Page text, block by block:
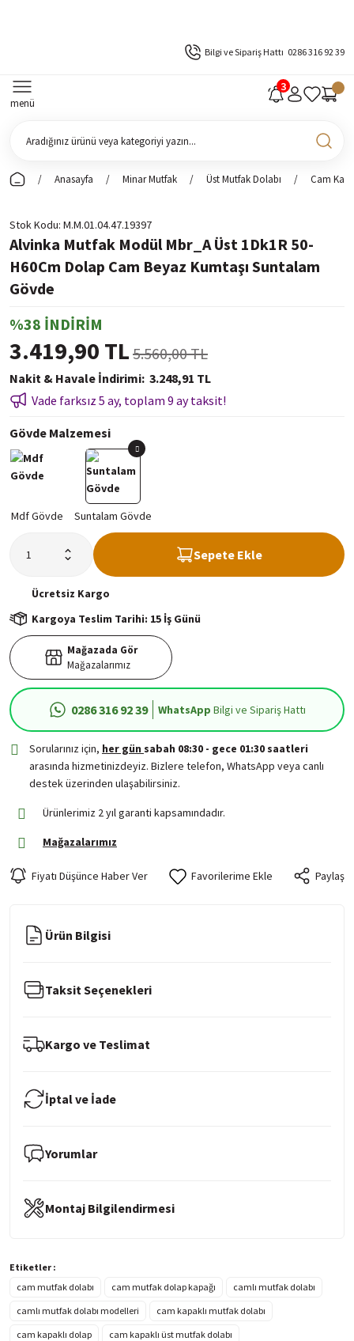
Bilgi ve Sipariş Hattı 0286 316 92 39
menü
Anasayfa Minar Mutfak Üst Mutfak Dolabı Cam
Stok Kodu M.M.01.04.47.19397
Alvinka Mutfak Modül Mbr_A Üst 1Dk1R 50-
H60Cm Dolap Cam Beyaz Kumtaşı Suntalam
Gövde
%38 İNDİRİM
3.419,90 TL 5.560,00 TL
Nakit & Havale İndirimi 3.248,91 TL
Vade farksız 5 ay, toplam 9 ay taksit!
Gövde Malzemesi
Sepete Ekle
Ücretsiz Kargo
Kargoya Teslim Tarihi: 15 İş Günü
Mağazada Gör
Mağazalarımız
0286 316 92 39 WhatsApp Bilgi ve Sipariş Hattı
Sorularınız için, her gün sabah 08:30 - gece 01:30 saatleri
arasında hizmetinizdeyiz. Bizlere telefon, WhatsApp veya canlı
destek üzerinden ulaşabilirsiniz.
Ürünlerimiz 2 yıl garanti kapsamındadır.
Mağazalarımız
Fiyatı Düşünce Haber Ver Paylaş
Ürün Bilgisi
Taksit Seçenekleri
Kargo ve Teslimat
İptal ve İade
Yorumlar
Montaj Bilgilendirmesi
Etiketler :
cam mutfak dolabı
cam mutfak dolap kapağı
camlı mutfak dolabı
camlı mutfak dolabı modelleri
cam kapaklı mutfak dolabı
cam kapaklı dolap
cam kapaklı üst mutfak dolabı